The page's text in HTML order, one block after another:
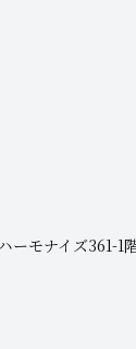
モナイズ361-1